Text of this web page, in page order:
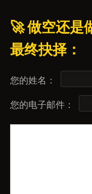
🚀 做空还是
最终抉择：
您的姓名：
您的电子邮件：